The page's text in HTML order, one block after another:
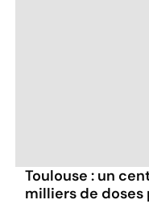
Toulouse : un
milliers de doses